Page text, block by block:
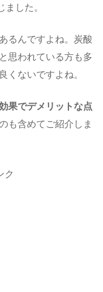
ました。
るんですよね。炭酸
思われている方も多
くないですよね。
果でデメリットな点
も含めてご紹介しま
ク